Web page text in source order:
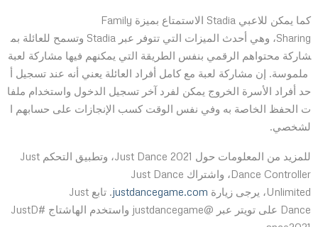
كما يمكن للاعبي Stadia الاستمتاع بميزة Family
Sharing، وهي أحدث الميزات التي تتوفر عبر Stadia وتسمح للعائلة بم
شاركة محتواهم الرقمي بنفس الطريقة التي يمكنهم فيها مشاركة لعبة
ملموسة. إن مشاركة لعبة مع كامل أفراد العائلة يعني أنه عند تسجيل أ
حد أفراد الأسرة الخروج يمكن لفرد آخر تسجيل الدخول واستخدام ملفا
ت الحفظ الخاصة به وفي نفس الوقت كسب الإنجازات على حسابهم ا
لشخصي.
للمزيد من المعلومات حول Just Dance 2021، وتطبيق التحكم Just
Dance Controller، واشتراك Just Dance
Unlimited، يرجى زيارة
justdancegame.com
. تابع Just
Dance على تويتر عبر @justdancegame واستخدم الهاشتاج #JustD